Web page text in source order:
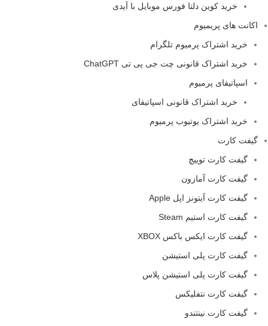
خرید کوین دلتا فورس موبایل با آیدی
اکانت های پریمیوم
خرید اشتراک پرمیوم تلگرام
خرید اشتراک قانونی چت جی پی تی ChatGPT
اسپاتیفای پرمیوم
خرید اشتراک قانونی اسپاتیفای
خرید اشتراک یوتیوب پرمیوم
گیفت کارت
گیفت کارت توییچ
گیفت کارت آمازون
گیفت کارت آیتونز اپل Apple
گیفت کارت استیم Steam
گیفت کارت ایکس باکس XBOX
گیفت کارت پلی استیشن
گیفت کارت پلی استیشن پلاس
گیفت کارت نتفلیکس
گیفت کارت نینتندو